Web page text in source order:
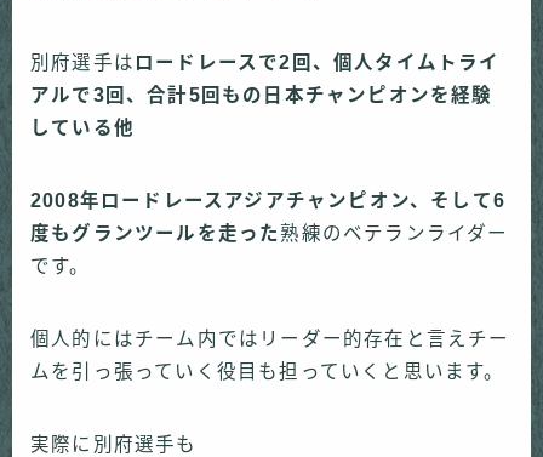
別府選手は ロードレースで2回、個人タイムトライ
アルで3回、合計5回もの日本チャンピオンを経験
している他
2008年ロードレースアジアチャンピオン、そして6
度もグランツールを走った熟練のベテランライダー
です。
個人的にはチーム内ではリーダー的存在と言えチー
ムを引っ張っていく役目も担っていくと思います。
実際に別府選手も